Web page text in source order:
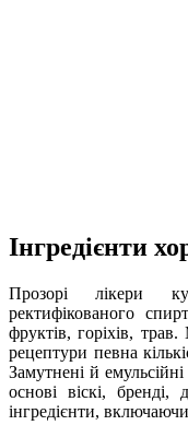
Інгредієнти
Прозорі лікери
ректифікованого
фруктів, горіхів,
рецептури певна
Замутнені й
основі віскі,
інгредієнти,